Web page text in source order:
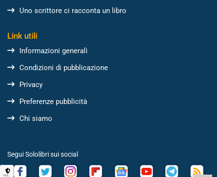
Uno scrittore ci racconta un libro
Link utili
Informazioni generali
Condizioni di pubblicazione
Privacy
Preferenze pubblicità
Chi siamo
Segui Sololibri sui social